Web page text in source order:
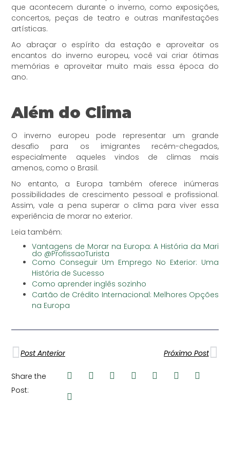
que acontecem durante o inverno, como exposições,
concertos, peças de teatro e outras manifestações
artísticas.
Ao abraçar o espírito da estação e aproveitar os
encantos do inverno europeu, você vai criar ótimas
memórias e aproveitar muito mais essa época do
ano.
Além do Clima
O inverno europeu pode representar um grande
desafio para os imigrantes recém-chegados,
especialmente aqueles vindos de climas mais
amenos, como o Brasil.
No entanto, a Europa também oferece inúmeras
possibilidades de crescimento pessoal e profissional.
Assim, vale a pena superar o clima para viver essa
experiência de morar no exterior.
Leia também:
Vantagens de Morar na Europa: A História da Mari
do @ProfissaoTurista
Como Conseguir Um Emprego No Exterior: Uma
História de Sucesso
Como aprender inglês sozinho
Cartão de Crédito Internacional: Melhores Opções
na Europa
Post Anterior Próximo Post
Share the
Post: